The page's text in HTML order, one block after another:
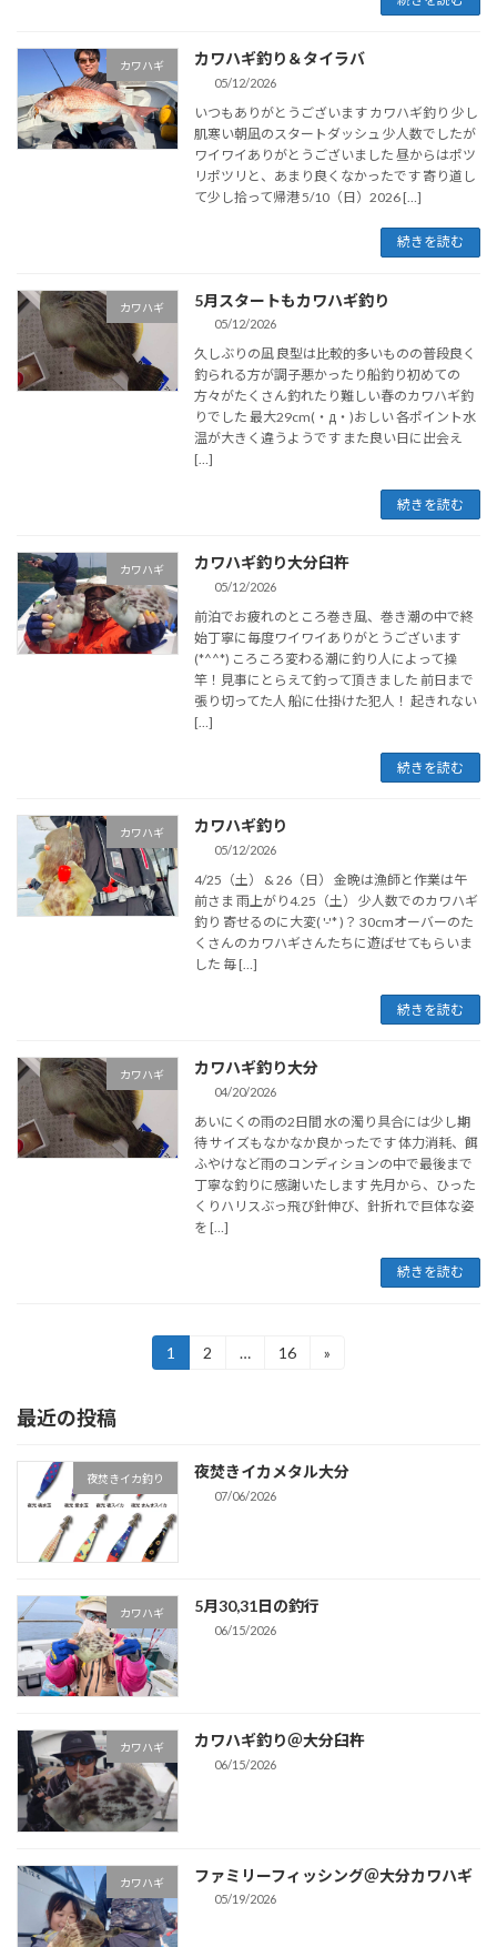
カワハギ カワハギ釣り＆タイラバ
05/12/2026
いつもありがとうございます カワハギ釣り 少し
肌寒い朝凪のスタートダッシュ 少人数でしたが
ワイワイありがとうございました 昼からはポツ
リポツリと、あまり良くなかったです 寄り道し
て少し拾って帰港 5/10（日）2026 […]
続きを読む
カワハギ 5月スタートもカワハギ釣り
05/12/2026
久しぶりの凪 良型は比較的多いものの普段良く
釣られる方が調子悪かったり船釣り初めての
方々がたくさん釣れたり難しい春のカワハギ釣
りでした 最大29cm(・д・)おしい 各ポイント水
温が大きく違うようです また良い日に出会え
[…]
続きを読む
カワハギ カワハギ釣り大分臼杵
05/12/2026
前泊でお疲れのところ巻き風、巻き潮の中で終
始丁寧に毎度ワイワイありがとうございます
(*^^*) ころころ変わる潮に釣り人によって操
竿！見事にとらえて釣って頂きました 前日まで
張り切ってた人 船に仕掛けた犯人！ 起きれない
[…]
続きを読む
カワハギ カワハギ釣り
05/12/2026
4/25（土） & 26（日） 金晩は漁師と作業は午
前さま 雨上がり4.25（土） 少人数でのカワハギ
釣り 寄せるのに大変( '-'* )？ 30cmオーバーのた
くさんのカワハギさんたちに遊ばせてもらいま
した 毎 […]
続きを読む
カワハギ カワハギ釣り大分
04/20/2026
あいにくの雨の2日間 水の濁り具合には少し期
待 サイズもなかなか良かったです 体力消耗、餌
ふやけなど雨のコンディションの中で最後まで
丁寧な釣りに感謝いたします 先月から、ひった
くりハリスぶっ飛び針伸び、針折れで巨体な姿
を […]
続きを読む
の
ペ
ー
り
固
定
1
固
2 …
固
16 »
最近の投稿
夜焚きイカ釣り 夜焚きイカメタル大分
07/06/2026
カワハギ 5月30,31日の釣行
06/15/2026
カワハギ カワハギ釣り＠大分臼杵
06/15/2026
カワハギ ファミリーフィッシング＠大分カワハギ
05/19/2026